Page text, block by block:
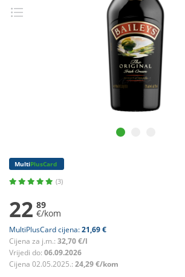
MultiPlusCard
(3)
22 89
€/kom
MultiPlusCard cijena:21,69 €
Cijena za j.m.: 32,70 €/l
Vrijedi do: 06.09.2026
Cijena 02.05.2025.: 24,29 €/kom